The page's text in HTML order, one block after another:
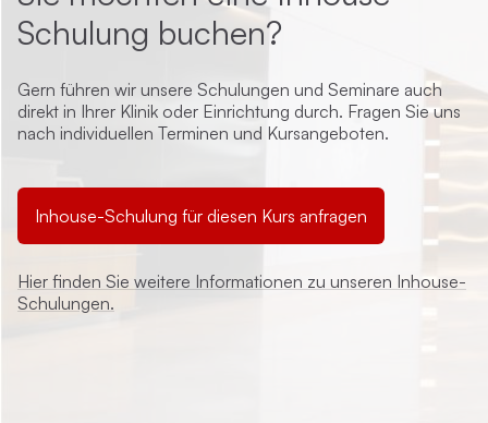
Schulung buchen?
Gern führen wir unsere Schulungen und Seminare auch
direkt in Ihrer Klinik oder Einrichtung durch. Fragen Sie uns
nach individuellen Terminen und Kursangeboten.
Inhouse-Schulung für diesen Kurs anfragen
Hier finden Sie weitere Informationen zu unseren Inhouse-
Schulungen.